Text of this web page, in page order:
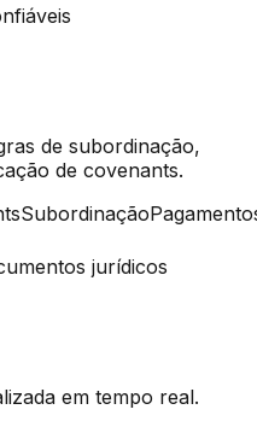
de subordinação,
de covenants.
Subordinação
jurídicos
em tempo real.